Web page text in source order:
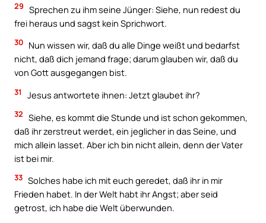
29 Sprechen zu ihm seine Jünger: Siehe, nun redest du
frei heraus und sagst kein Sprichwort.
30 Nun wissen wir, daß du alle Dinge weißt und bedarfst
nicht, daß dich jemand frage; darum glauben wir, daß du
von Gott ausgegangen bist.
31 Jesus antwortete ihnen: Jetzt glaubet ihr?
32 Siehe, es kommt die Stunde und ist schon gekommen,
daß ihr zerstreut werdet, ein jeglicher in das Seine, und
mich allein lasset. Aber ich bin nicht allein, denn der Vater
ist bei mir.
33 Solches habe ich mit euch geredet, daß ihr in mir
Frieden habet. In der Welt habt ihr Angst; aber seid
getrost, ich habe die Welt überwunden.